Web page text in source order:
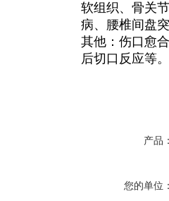
软组织、骨关
病、腰椎间盘
其他：伤口愈
后切口反应等。
产品
您的单位